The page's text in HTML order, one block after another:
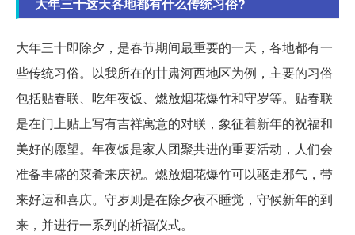
大年三十这天各地都有什么传统习俗?
大年三十即除夕，是春节期间最重要的一天，各地都有一
些传统习俗。以我所在的甘肃河西地区为例，主要的习俗
包括贴春联、吃年夜饭、燃放烟花爆竹和守岁等。贴春联
是在门上贴上写有吉祥寓意的对联，象征着新年的祝福和
美好的愿望。年夜饭是家人团聚共进的重要活动，人们会
准备丰盛的菜肴来庆祝。燃放烟花爆竹可以驱走邪气，带
来好运和喜庆。守岁则是在除夕夜不睡觉，守候新年的到
来，并进行一系列的祈福仪式。